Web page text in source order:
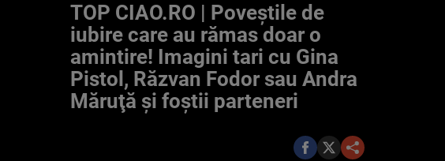
TOP CIAO.RO | Poveştile de
iubire care au rămas doar o
amintire! Imagini tari cu Gina
Pistol, Răzvan Fodor sau Andra
Măruţă şi foştii parteneri